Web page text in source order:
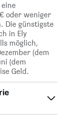
oder weniger
Die günstigste
in Ely
möglich,
(dem
(dem
Geld.